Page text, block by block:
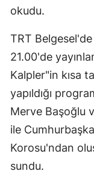
okudu.
TRT
21.00'de
Kalpler"in kısa
yapıldığı
Merve Başoğlu
ile
Korosu'ndan
sundu.